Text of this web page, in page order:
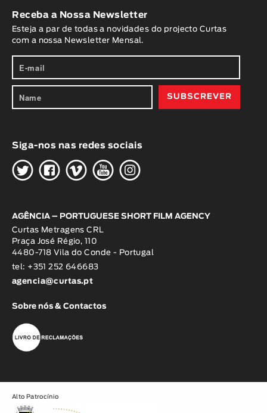
Receba a Nossa Newsletter
Esteja a par de todas a novidades do projecto Curtas
com a nossa Newsletter Mensal.
Siga-nos nas redes sociais
HGWOK
AGÊNCIA – PORTUGUESE SHORT FILM AGENCY
Curtas Metragens CRL
Praça José Régio, 110
4480-718 Vila do Conde - Portugal
tel: +351 252 646683
agencia@curtas.pt
Sobre nós & Contactos
Alto Patrocínio